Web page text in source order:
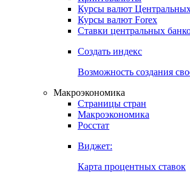
Курсы валют
Курсы валют Forex
Ставки центральных
Создать индекс
Возможность создания
Макроэкономика
Страницы стран
Макроэкономика
Росстат
Виджет:
Карта процентных ставок